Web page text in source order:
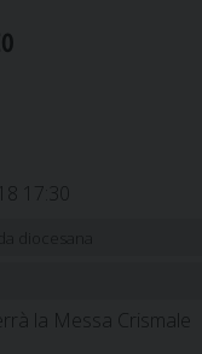
17:30
la Messa Crismale